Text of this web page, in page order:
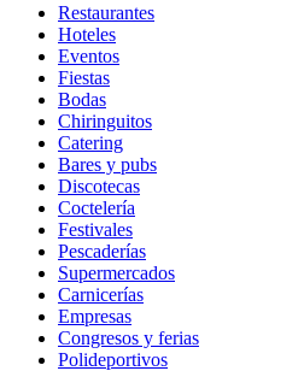
Restaurantes
Hoteles
Eventos
Fiestas
Bodas
Chiringuitos
Catering
Bares y pubs
Discotecas
Coctelería
Festivales
Pescaderías
Supermercados
Carnicerías
Empresas
Congresos y ferias
Polideportivos